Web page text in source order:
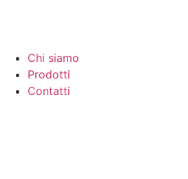
Chi siamo
Prodotti
Contatti